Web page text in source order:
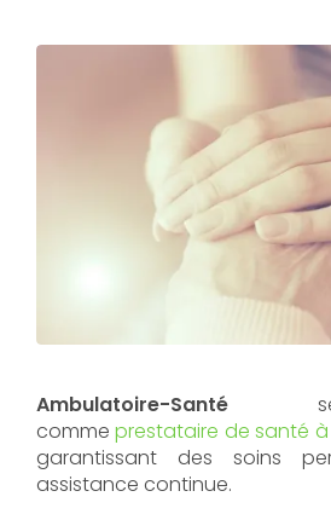
Ambulatoire-Santé se
commeprestataire de santé
garantissant des soins
assistance continue.